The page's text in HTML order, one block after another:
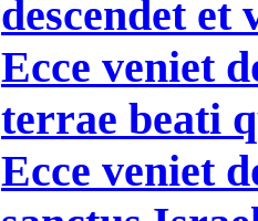
descendet et
Ecce veniet
terrae beati
Ecce veniet